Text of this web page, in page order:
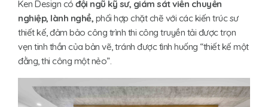
Ken Design có đội ngũ kỹ sư, giám sát viên chuyên
nghiệp, lành nghề, phối hợp chặt chẽ với các kiến trúc sư
thiết kế, đảm bảo công trình thi công truyền tải được trọn
vẹn tinh thần của bản vẽ, tránh được tình huống “thiết kế một
đằng, thi công một nẻo”.